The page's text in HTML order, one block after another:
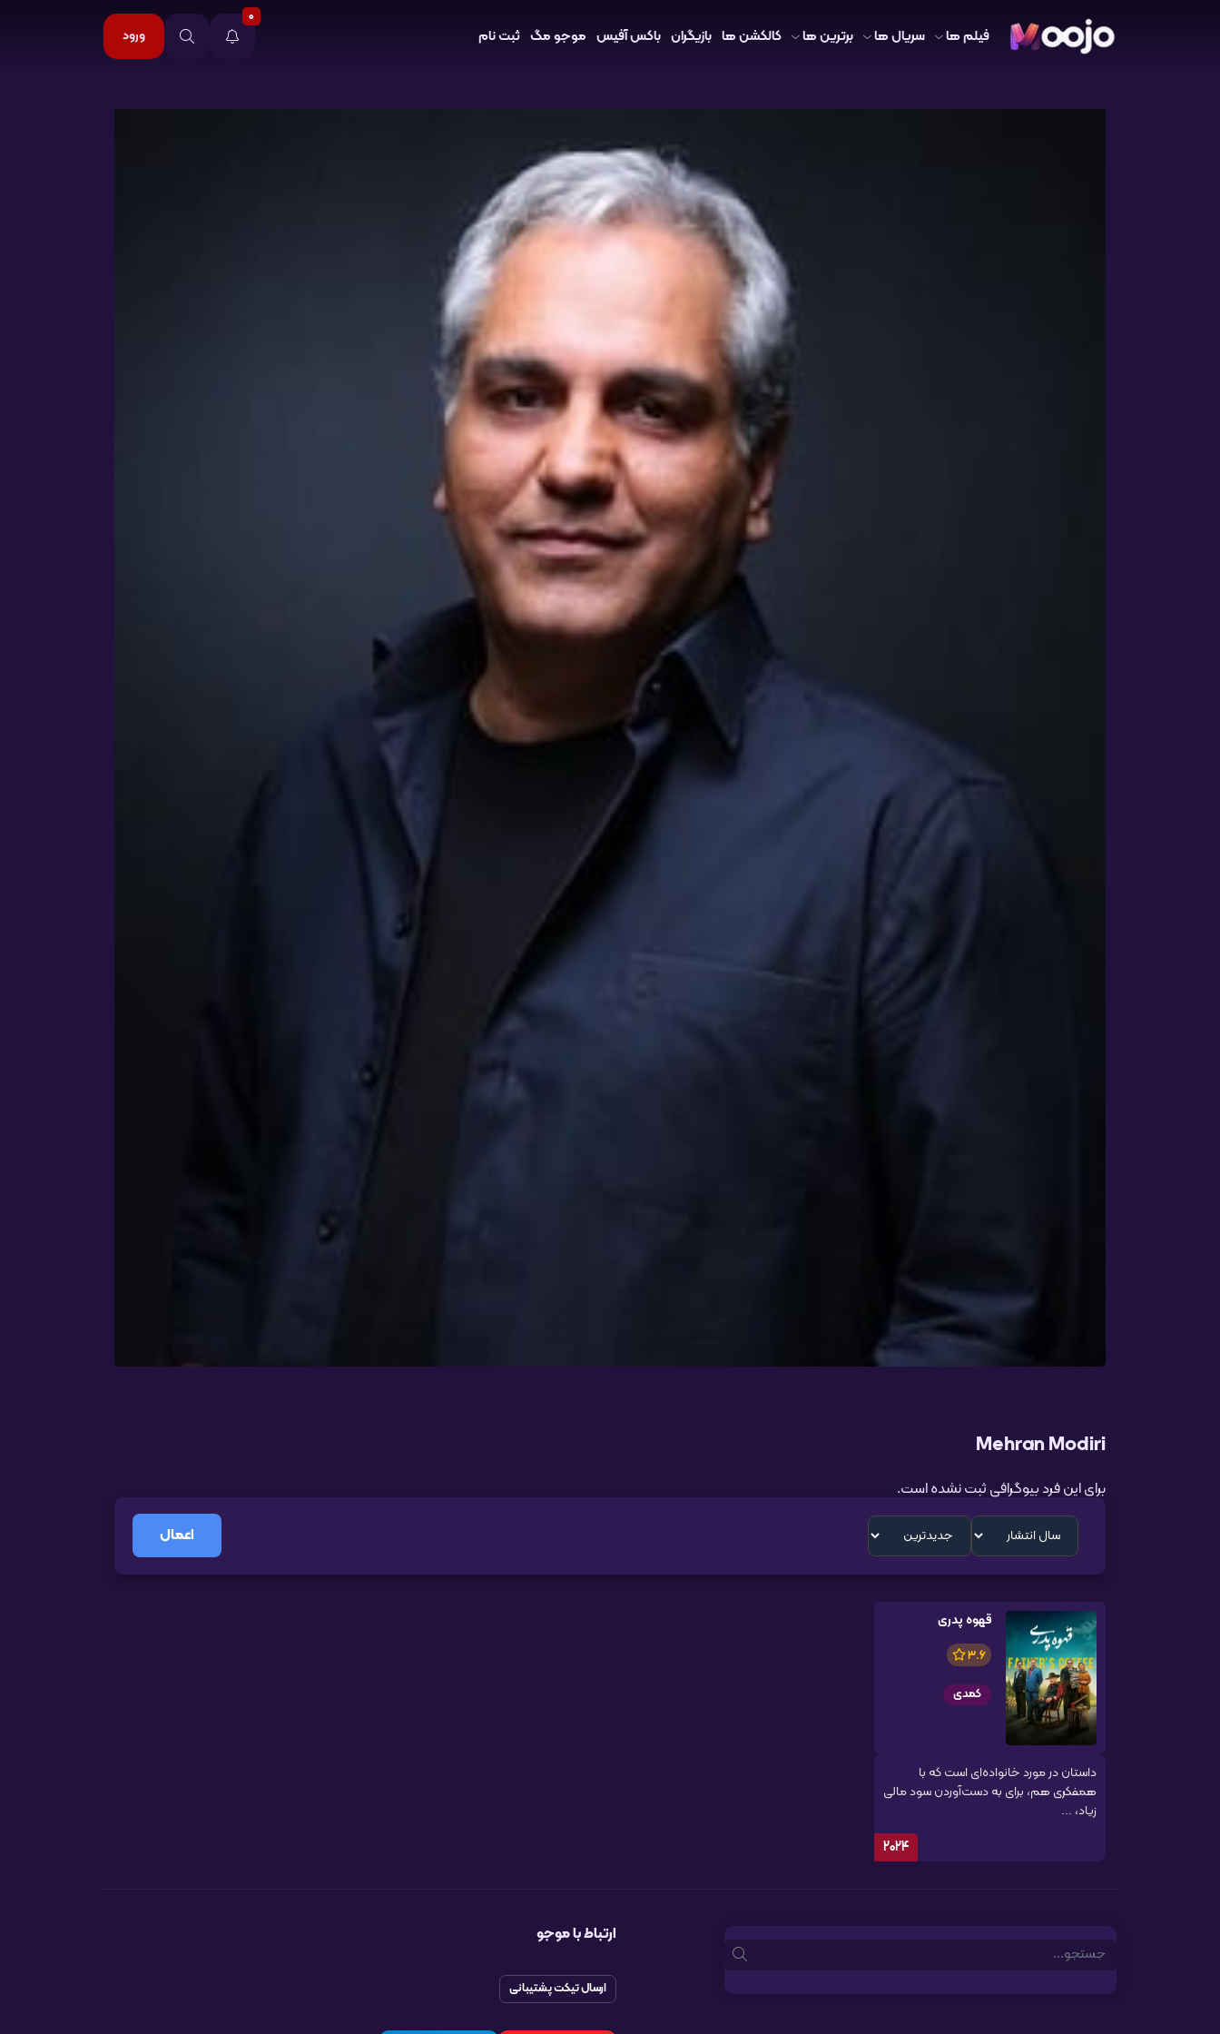
فیلم ها سریال ها برترین ها کالکشن ها بازیگران باکس آفیس موجو مگ ثبت نام
0
ورود
Mehran Modiri
برای این فرد بیوگرافی ثبت نشده است.
اعمال
قهوه پدری
3.6
کمدی
داستان در مورد خانواده‌ای است که با
همفکری هم، برای به دست‌آوردن سود مالی
زیاد، ...
2024
Search
ارتباط با موجو
ارسال تیکت پشتیبانی